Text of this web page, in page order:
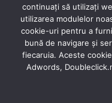
© Investigative-Report.ro
continuați să utilizați
utilizarea modulelor
cookie-uri pentru a
bună de navigare și
fiecaruia. Aceste
Adwords,